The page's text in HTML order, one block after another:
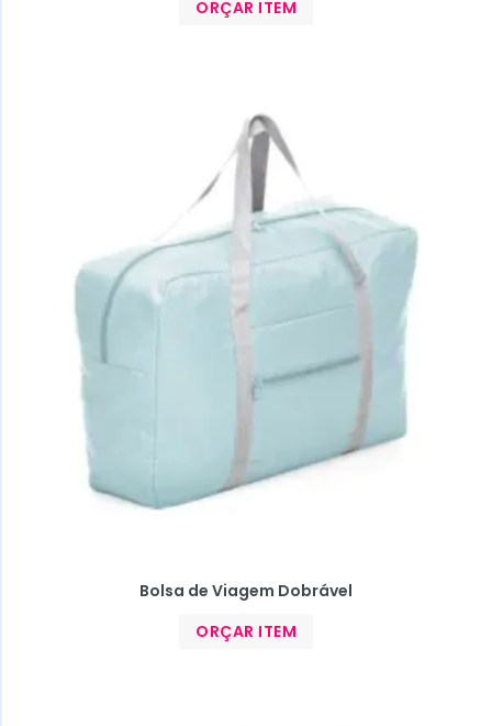
ORÇAR ITEM
Bolsa de Viagem Dobrável
ORÇAR ITEM